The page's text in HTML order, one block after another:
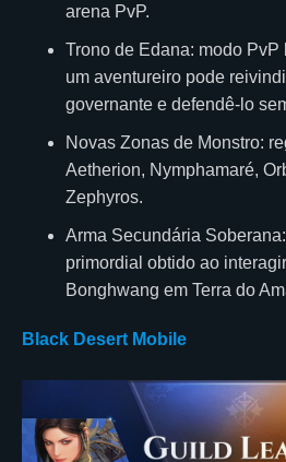
arena PvP.
Trono de Edana: modo
um aventureiro pode
governante e defendê-lo
Novas Zonas de Monstro:
Aetherion, Nymphamaré,
Zephyros.
Arma Secundária
primordial obtido ao
Bonghwang em Terra do
Black Desert Mobile